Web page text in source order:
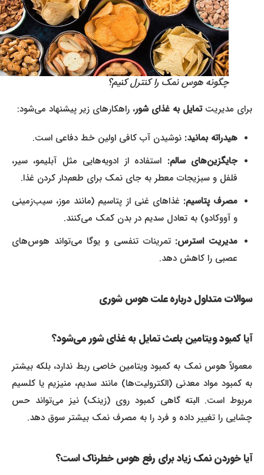
چگونه هوس نمک را کنترل کنیم؟
برای مدیریتتمایل به غذای شور، راهکارهای زیر پیشنهاد می‌شود:
هیدراته بمانید:نوشیدن آب کافی اولین خط دفاعی است.
جایگزین‌های سالم:استفاده از ادویه‌هایی مثل آبلیمو، سیر،
فلفل و سبزیجات معطر به جای نمک برای طعم‌دار کردن غذا.
مصرف پتاسیم:غذاهای غنی از پتاسیم (مانند موز، سیب‌زمینی
و آووکادو) به تعادل سدیم در بدن کمک می‌کنند.
مدیریت استرس:تمرینات تنفسی و یوگا می‌تواند هوس‌های
عصبی را کاهش دهد.
سوالات متداول درباره علت هوس شوری
آیا کمبود ویتامین باعث تمایل به غذای شور می‌شود؟
معمولاً هوس نمک به کمبود ویتامین خاصی ربط ندارد، بلکه بیشتر
به کمبود مواد معدنی (الکترولیت‌ها) مانند سدیم، منیزیم یا کلسیم
مربوط است. البته گاهی کمبود روی (زینک) نیز می‌تواند حس
چشایی را تغییر داده و فرد را به مصرف نمک بیشتر سوق دهد.
آیا خوردن نمک زیاد برای رفع هوس خطرناک است؟